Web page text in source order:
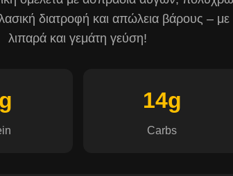
διατροφή και απώλεια βάρους –
λιπαρά και γεμάτη γεύση!
14g
Carbs